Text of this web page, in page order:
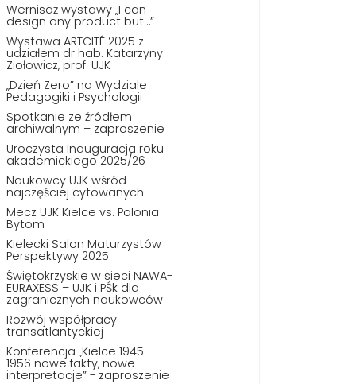
Wernisaż wystawy „I can
design any product but…”
Wystawa ARTCITÉ 2025 z
udziałem dr hab. Katarzyny
Ziołowicz, prof. UJK
„Dzień Zero” na Wydziale
Pedagogiki i Psychologii
Spotkanie ze źródłem
archiwalnym – zaproszenie
Uroczysta Inauguracja roku
akademickiego 2025/26
Naukowcy UJK wśród
najczęściej cytowanych
Mecz UJK Kielce vs. Polonia
Bytom
Kielecki Salon Maturzystów
Perspektywy 2025
Świętokrzyskie w sieci NAWA-
EURAXESS – UJK i PŚk dla
zagranicznych naukowców
Rozwój współpracy
transatlantyckiej
Konferencja „Kielce 1945 –
1956 nowe fakty, nowe
interpretacje” - zaproszenie